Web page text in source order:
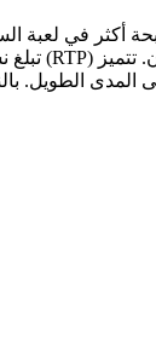
أكثر في لعبة